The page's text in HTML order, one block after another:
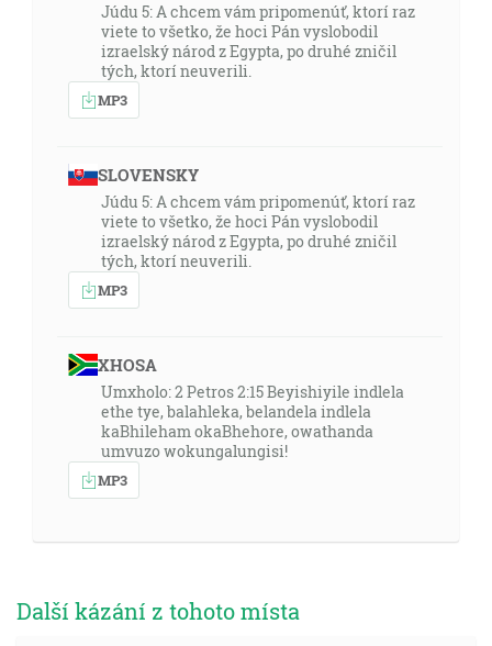
Júdu 5: A chcem vám pripomenúť, ktorí raz
viete to všetko, že hoci Pán vyslobodil
izraelský národ z Egypta, po druhé zničil
tých, ktorí neuverili.
MP3
SLOVENSKY
Júdu 5: A chcem vám pripomenúť, ktorí raz
viete to všetko, že hoci Pán vyslobodil
izraelský národ z Egypta, po druhé zničil
tých, ktorí neuverili.
MP3
XHOSA
Umxholo: 2 Petros 2:15 Beyishiyile indlela
ethe tye, balahleka, belandela indlela
kaBhileham okaBhehore, owathanda
umvuzo wokungalungisi!
MP3
Další kázání z tohoto místa